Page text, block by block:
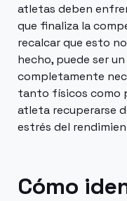
atletas deben
que finaliza la
recalcar que esto
hecho, puede ser
completamente
tanto físicos como
atleta recuperarse
estrés del
Cómo